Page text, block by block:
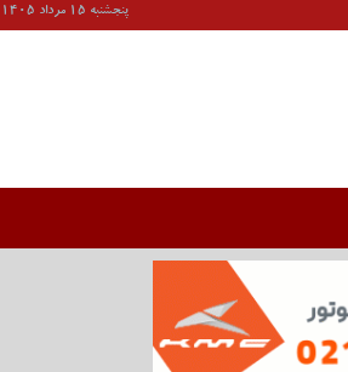
پنجشنبه 15 مرداد 1405 شمسی /8/6/2026 11:38:04 PM